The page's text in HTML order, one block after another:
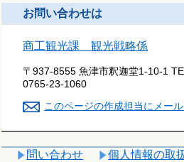
お問い合わせは
商工観光課 観光戦略係
〒937-8555 魚津市釈迦堂1-10-1
0765-23-1060
このページの作成担当にメー
問い合わせ 個人情報の取